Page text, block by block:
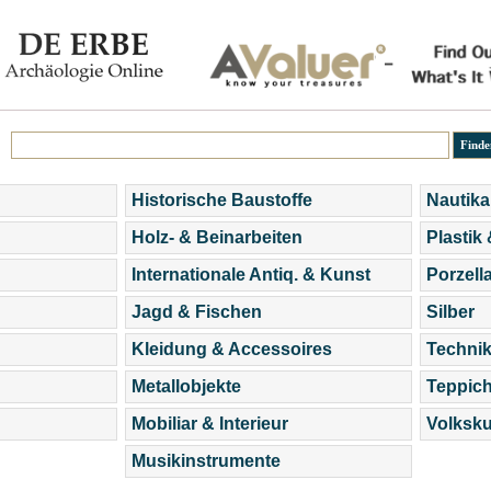
Historische Baustoffe
Holz- & Beinarbeiten
Internationale Antiq. & Kunst
Jagd & Fischen
Kleidung & Accessoires
Metallobjekte
Mobiliar & Interieur
Musikinstrumente
Plastik
Silber